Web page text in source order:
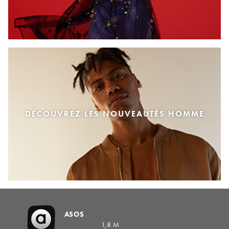
DÉCOUVREZ LES NOUVEAUTÉS HOMME
ASOS
1,8 M